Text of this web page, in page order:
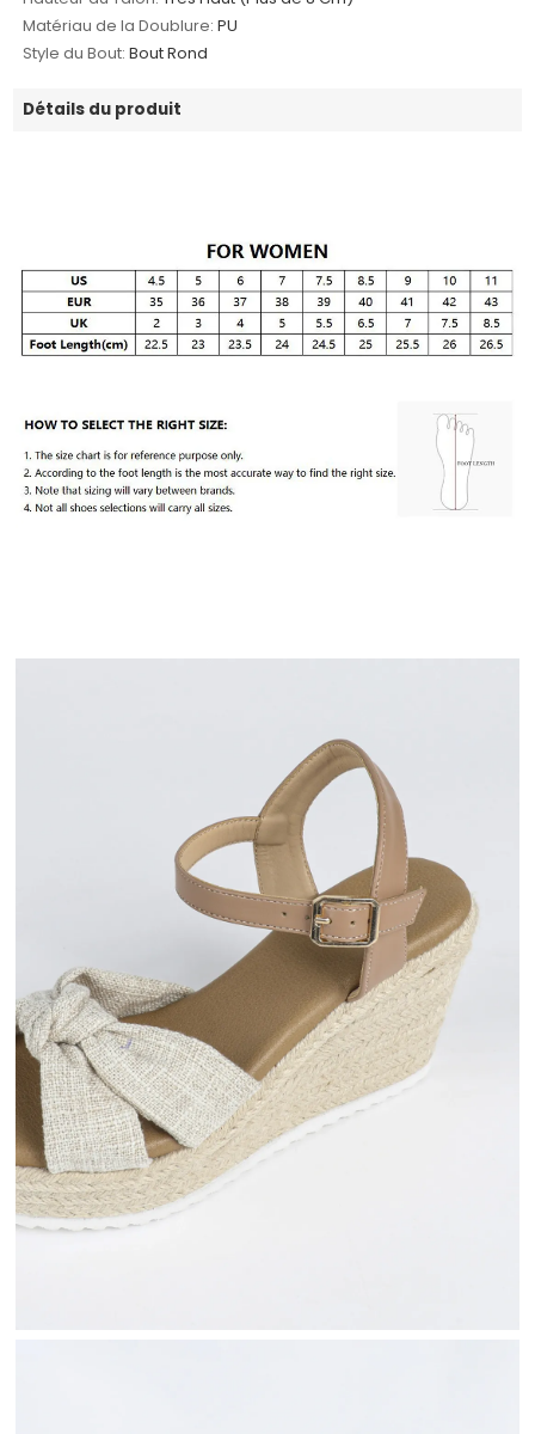
Matériau de la Doublure: PU
Style du Bout: Bout Rond
Détails du produit